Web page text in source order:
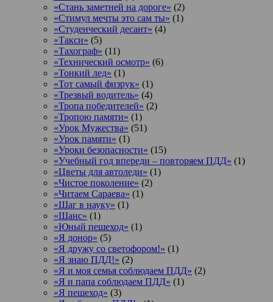
«Стань заметней на дороге» (2)
«Стимул мечты это сам ты» (1)
«Студенческий десант» (4)
«Такси» (5)
«Тахограф» (11)
«Технический осмотр» (6)
«Тонкий лед» (1)
«Тот самый физрук» (1)
«Трезвый водитель» (4)
«Тропа победителей» (2)
«Тропою памяти» (1)
«Урок Мужества» (51)
«Урок памяти» (1)
«Уроки безопасности» (15)
«Учебный год впереди – повторяем ПДД» (1)
«Цветы для автоледи» (1)
«Чистое поколение» (2)
«Читаем Сараева» (1)
«Шаг в науку» (1)
«Шанс» (1)
«Юный пешеход» (1)
«Я донор» (5)
«Я дружу со светофором!» (1)
«Я знаю ПДД!» (2)
«Я и моя семья соблюдаем ПДД» (2)
«Я и папа соблюдаем ПДД» (1)
«Я пешеход» (3)